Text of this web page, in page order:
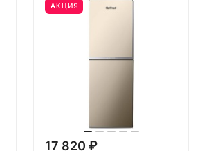
АКЦИЯ
17 820 ₽